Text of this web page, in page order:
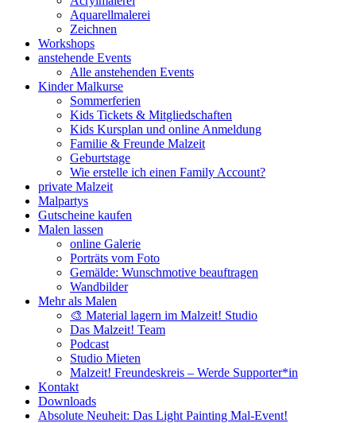
Aquarellmalerei
Zeichnen
Workshops
anstehende Events
Alle anstehenden Events
Kinder Malkurse
Sommerferien
Kids Tickets & Mitgliedschaften
Kids Kursplan und online Anmeldung
Familie & Freunde Malzeit
Geburtstage
Wie erstelle ich einen Family Account?
private Malzeit
Malpartys
Gutscheine kaufen
Malen lassen
online Galerie
Porträts vom Foto
Gemälde: Wunschmotive beauftragen
Wandbilder
Mehr als Malen
🎨 Material lagern im Malzeit! Studio
Das Malzeit! Team
Podcast
Studio Mieten
Malzeit! Freundeskreis – Werde Supporter*in
Kontakt
Downloads
Absolute Neuheit: Das Light Painting Mal-Event!